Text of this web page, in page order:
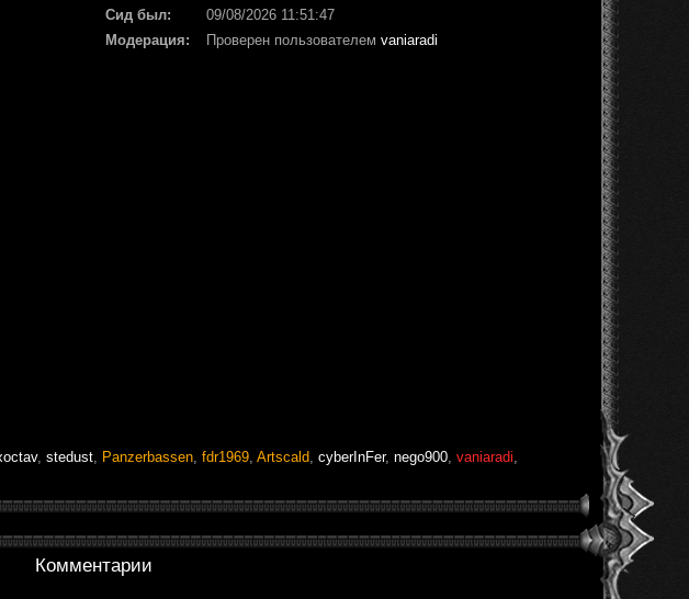
Сид был:
09/08/2026 11:51:47
Модерация:
Проверен пользователем vaniaradi
, stedust Panzerbassen fdr1969 Artscald cyberInFer, nego900 vaniaradi
Комментарии